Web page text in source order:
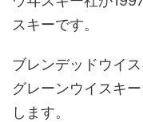
スキーです。
ブレンデッドウイ
グレーンウイスキ
します。